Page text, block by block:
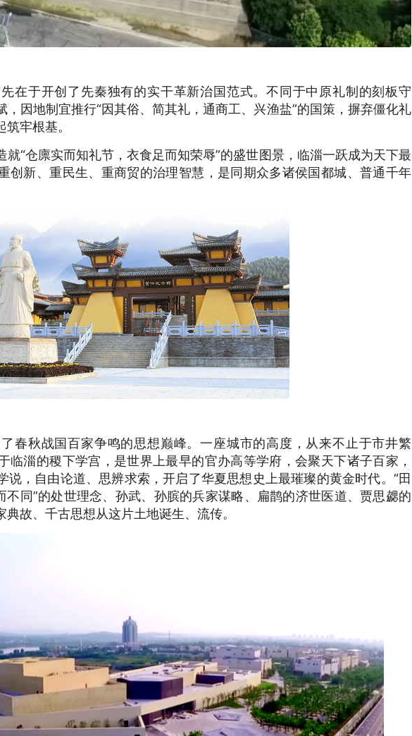
在于开创了先秦独有的实干革新治国范式。不同于中原礼制的刻板守
，因地制宜推行“因其俗、简其礼，通商工、兴渔盐”的国策，摒弃僵化礼
牢根基。
就“仓廪实而知礼节，衣食足而知荣辱”的盛世图景，临淄一跃成为天下最
创新、重民生、重商贸的治理智慧，是同期众多诸侯国都城、普通千年
春秋战国百家争鸣的思想巅峰。一座城市的高度，从来不止于市井繁
临淄的稷下学宫，是世界上最早的官办高等学府，会聚天下诸子百家，
说，自由论道、思辨求索，开启了华夏思想史上最璀璨的黄金时代。“田
不同”的处世理念、孙武、孙膑的兵家谋略、扁鹊的济世医道、贾思勰的
故、千古思想从这片土地诞生、流传。